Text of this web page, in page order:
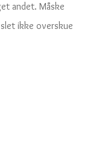
andet. Måske
ikke overskue